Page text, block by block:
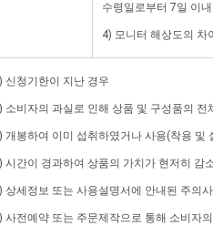
수령일로부터 7일 이
4) 모니터 해상도의 차
신청기한이 지난 경우
소비자의 과실로 인해 상품 및 구성품의
개봉하여 이미 섭취하였거나 사용(착용 및
시간이 경과하여 상품의 가치가 현저히 감
상세정보 또는 사용설명서에 안내된 주의
사전예약 또는 주문제작으로 통해 소비자